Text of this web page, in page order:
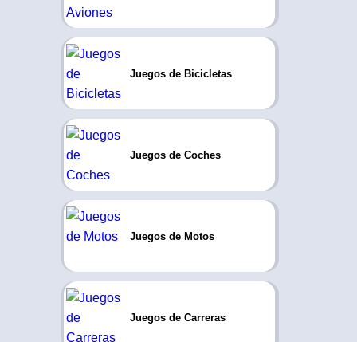
Juegos de Bicicletas
Juegos de Coches
Juegos de Motos
Juegos de Carreras